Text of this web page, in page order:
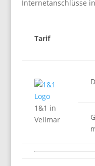
Internetanschlüsse
Tarif
1&1 in
Vellmar